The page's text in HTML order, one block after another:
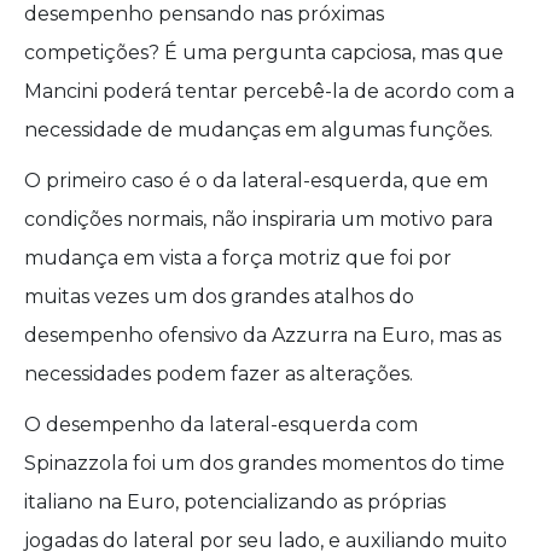
desempenho pensando nas próximas
competições? É uma pergunta capciosa, mas que
Mancini poderá tentar percebê-la de acordo com a
necessidade de mudanças em algumas funções.
O primeiro caso é o da lateral-esquerda, que em
condições normais, não inspiraria um motivo para
mudança em vista a força motriz que foi por
muitas vezes um dos grandes atalhos do
desempenho ofensivo da Azzurra na Euro, mas as
necessidades podem fazer as alterações.
O desempenho da lateral-esquerda com
Spinazzola foi um dos grandes momentos do time
italiano na Euro, potencializando as próprias
jogadas do lateral por seu lado, e auxiliando muito